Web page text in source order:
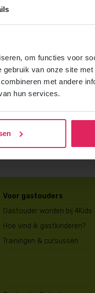
om functies voor
van onze site
met andere
hun services.
over
en vrijblijvend de
direct in je mailbox.
aanvragen
Voor gastouders
Gastouder worden bij 4Kids
Hoe vind ik gastkinderen?
Trainingen & cursussen